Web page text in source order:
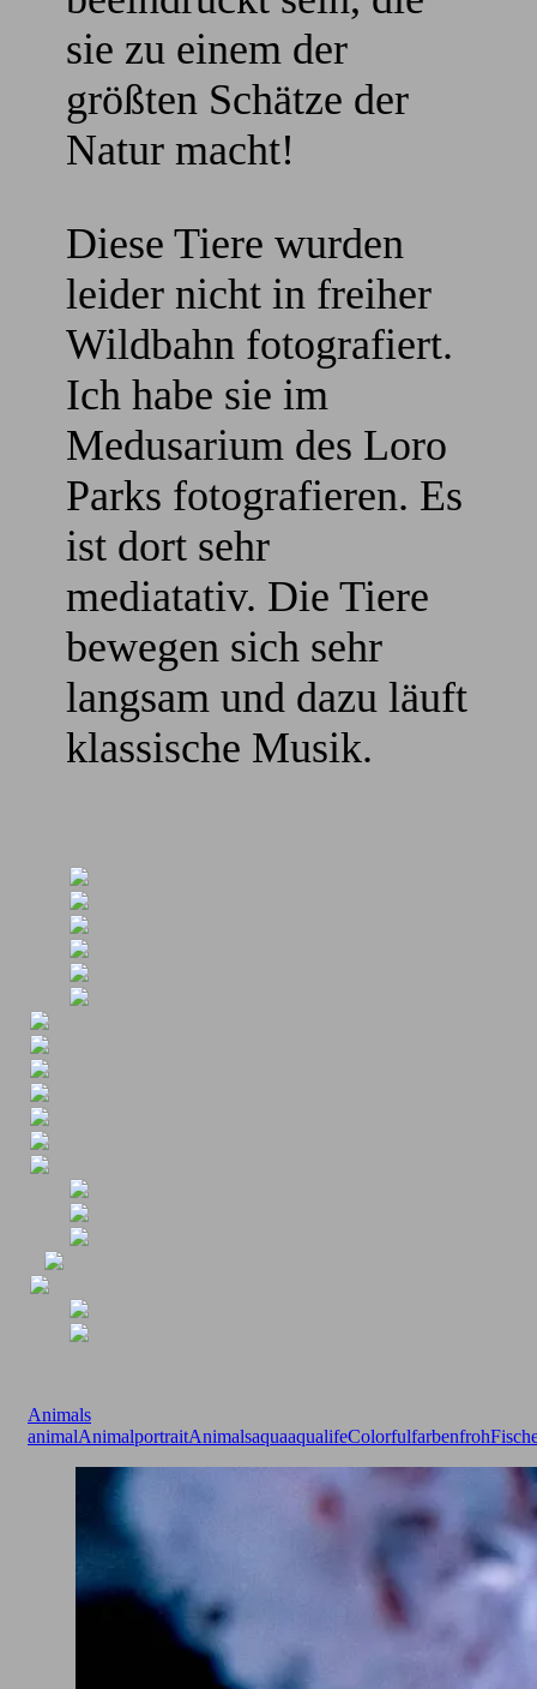
sie zu einem der
größten Schätze der
Natur macht!
Diese Tiere wurden
leider nicht in freiher
Wildbahn fotografiert.
Ich habe sie im
Medusarium des Loro
Parks fotografieren. Es
ist dort sehr
mediatativ. Die Tiere
bewegen sich sehr
langsam und dazu läuft
klassische Musik.
Animals
animalAnimalportraitAnimalsaquaaqualifeColorfulfarbenfroh